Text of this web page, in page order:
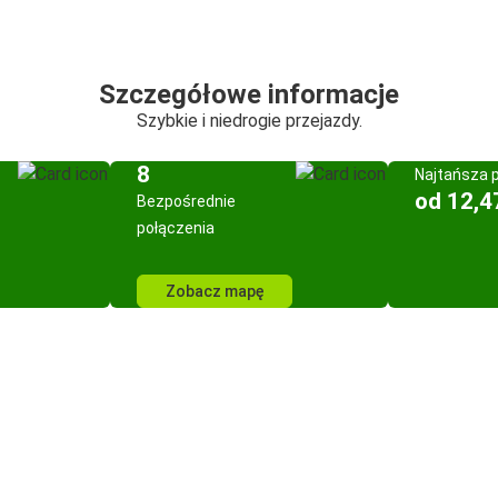
Szczegółowe informacje
Szybkie i niedrogie przejazdy.
8
Bezpośrednie
połączenia
Zobacz mapę
Najtańsza
od